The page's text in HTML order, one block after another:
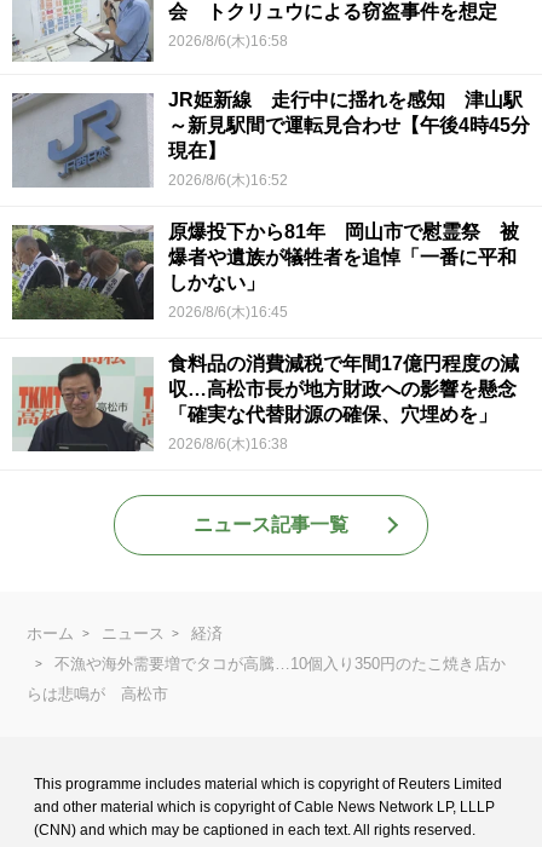
会 トクリュウによる窃盗事件を想定
2026/8/6(木)16:58
JR姫新線 走行中に揺れを感知 津山駅
～新見駅間で運転見合わせ【午後4時45分
現在】
2026/8/6(木)16:52
原爆投下から81年 岡山市で慰霊祭 被
爆者や遺族が犠牲者を追悼「一番に平和
しかない」
2026/8/6(木)16:45
食料品の消費減税で年間17億円程度の減
収…高松市長が地方財政への影響を懸念
「確実な代替財源の確保、穴埋めを」
2026/8/6(木)16:38
ニュース記事一覧
ホーム ニュース
経済
不漁や海外需要増でタコが高騰…10個入り350円のたこ焼き店か
らは悲鳴が 高松市
This programme includes material which is copyright of Reuters Limited
and other material which is copyright of Cable News Network LP, LLLP
(CNN) and which may be captioned in each text. All rights reserved.